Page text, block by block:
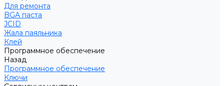
Для ремонта
BGA паста
JCID
Жала паяльника
Клей
Программное обеспечение
Назад
Программное обеспечение
Ключи